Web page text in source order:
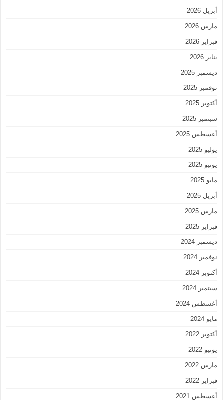
أبريل 2026
مارس 2026
فبراير 2026
يناير 2026
ديسمبر 2025
نوفمبر 2025
أكتوبر 2025
سبتمبر 2025
أغسطس 2025
يوليو 2025
يونيو 2025
مايو 2025
أبريل 2025
مارس 2025
فبراير 2025
ديسمبر 2024
نوفمبر 2024
أكتوبر 2024
سبتمبر 2024
أغسطس 2024
مايو 2024
أكتوبر 2022
يونيو 2022
مارس 2022
فبراير 2022
أغسطس 2021